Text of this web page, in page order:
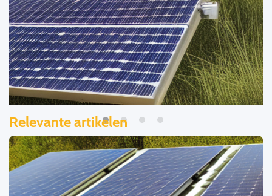
Relevante artikelen